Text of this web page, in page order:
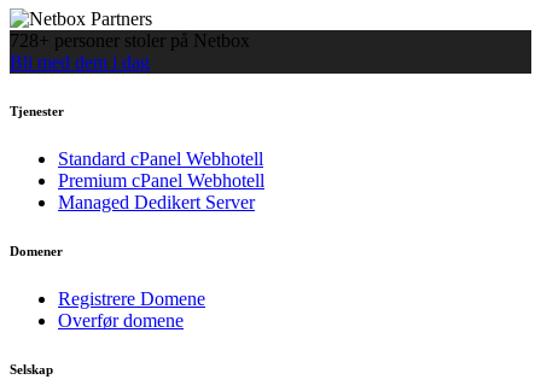
728+ personer stoler på Netbox
Bli med dem i dag
Tjenester
Standard cPanel Webhotell
Premium cPanel Webhotell
Managed Dedikert Server
Domener
Registrere Domene
Overfør domene
Selskap